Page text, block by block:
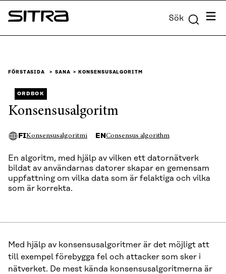
Skip to
content
Sitra Sök Meny
FÖRSTASIDA SANA KONSENSUSALGORITM
ORDBOK
Konsensusalgoritm
FIKonsensusalgoritmi EN Consensus algorithm
En algoritm, med hjälp av vilken ett datornätverk
bildat av användarnas datorer skapar en gemensam
uppfattning om vilka data som är felaktiga och vilka
som är korrekta.
Med hjälp av konsensusalgoritmer är det möjligt att
till exempel förebygga fel och attacker som sker i
nätverket. De mest kända konsensusalgoritmerna är